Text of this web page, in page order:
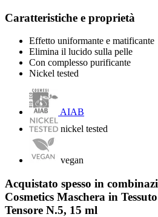
Caratteristiche e proprietà
Effetto uniformante e matificante
Elimina il lucido sulla pelle
Con complesso purificante
Nickel tested
AIAB
nickel tested
vegan
Acquistato spesso in
Cosmetics Maschera in
Tensore N.5, 15 ml